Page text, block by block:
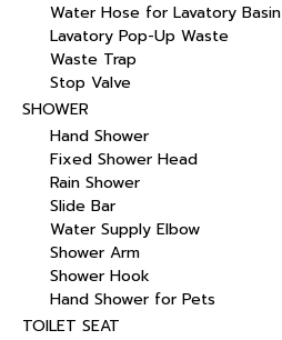
Water Hose for Lavatory Basin
Lavatory Pop-Up Waste
Waste Trap
Stop Valve
SHOWER
Hand Shower
Fixed Shower Head
Rain Shower
Slide Bar
Water Supply Elbow
Shower Arm
Shower Hook
Hand Shower for Pets
TOILET SEAT